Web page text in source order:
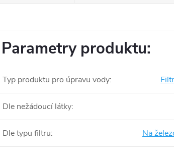
Parametry produktu:
Typ produktu pro úpravu vody:
Dle nežádoucí látky:
Dle typu filtru: Na